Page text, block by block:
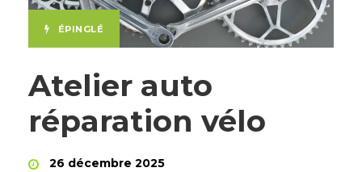
ÉPINGLÉ
Atelier auto
réparation vélo
26 décembre 2025